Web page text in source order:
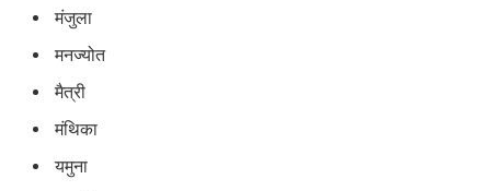
मंजुला
मनज्योत
मैत्री
मंथिका
यमुना